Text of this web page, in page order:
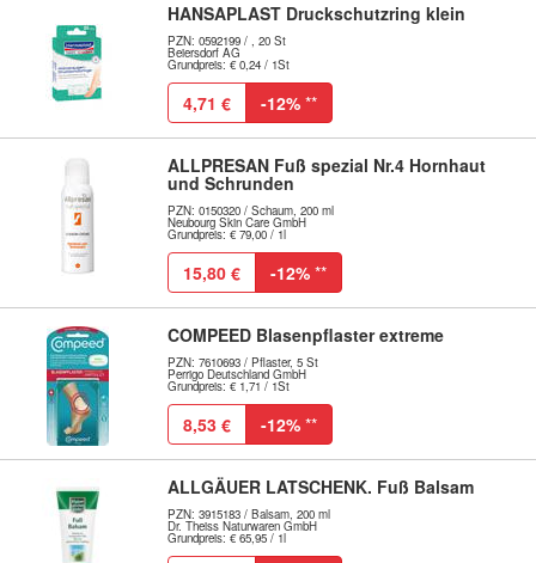
HANSAPLAST Druckschutzring klein
PZN: 0592199 / , 20 St
Beiersdorf AG
Grundpreis: € 0,24 / 1St
4,71 € -12% **
ALLPRESAN Fuß spezial Nr.4 Hornhaut
und Schrunden
PZN: 0150320 / Schaum, 200 ml
Neubourg Skin Care GmbH
Grundpreis: € 79,00 / 1l
15,80 € -12% **
COMPEED Blasenpflaster extreme
PZN: 7610693 / Pflaster, 5 St
Perrigo Deutschland GmbH
Grundpreis: € 1,71 / 1St
8,53 € -12% **
ALLGÄUER LATSCHENK. Fuß Balsam
PZN: 3915183 / Balsam, 200 ml
Dr. Theiss Naturwaren GmbH
Grundpreis: € 65,95 / 1l